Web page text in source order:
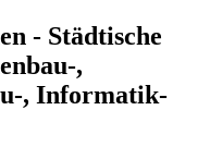
- Städtische
,
, Informatik-